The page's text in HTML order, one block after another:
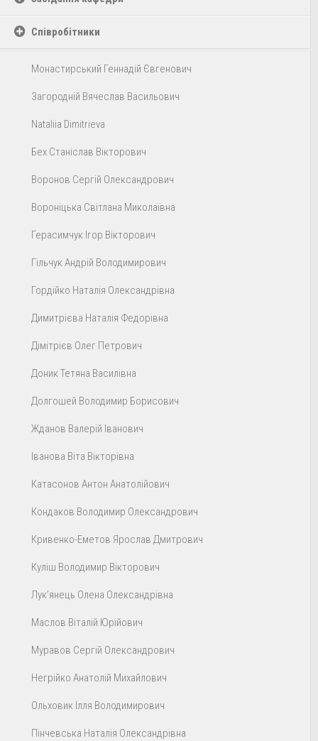
Співробітники
Монастирський Геннадій Євгенович
Загородній Вячеслав Васильович
Nataliia Dimitrieva
Бех Станіслав Вікторович
Воронов Сергій Олександрович
Вороніцька Світлана Миколаївна
Герасимчук Ігор Вікторович
Гільчук Андрій Володимирович
Гордійко Наталія Олександрівна
Димитрієва Наталія Федорівна
Дімітрієв Олег Петрович
Доник Тетяна Василівна
Долгошей Володимир Борисович
Жданов Валерій Іванович
Іванова Віта Вікторівна
Катасонов Антон Анатолійович
Кондаков Володимир Олександрович
Кривенко-Еметов Ярослав Дмитрович
Куліш Володимир Вікторович
Лук’янець Олена Олександрівна
Маслов Віталій Юрійович
Муравов Сергій Олександрович
Негрійко Анатолій Михайлович
Ольховик Ілля Володимирович
Пінчевська Наталія Олександрівна